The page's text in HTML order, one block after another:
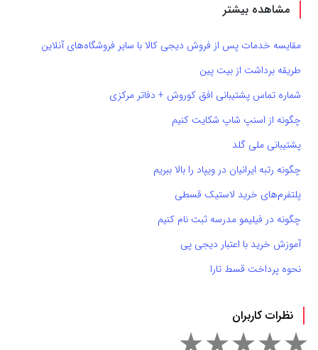
مشاهده بیشتر
مقایسه خدمات پس از فروش دیجی کالا با سایر فروشگاه‌های آنلاین
طریقه برداشت از بیت پین
شماره تماس پشتیبانی افق کوروش + دفاتر مرکزی
چگونه از اسنپ شاپ شکایت کنیم
پشتیبانی ملی گلد
چگونه رتبه ایرانیان در ویپاد را بالا ببریم
پلتفرم‌های خرید لاستیک قسطی
چگونه در فیلیمو مدرسه ثبت نام کنیم
آموزش خرید با اعتبار دیجی پی
نحوه پرداخت قسط تارا
نظرات کاربران